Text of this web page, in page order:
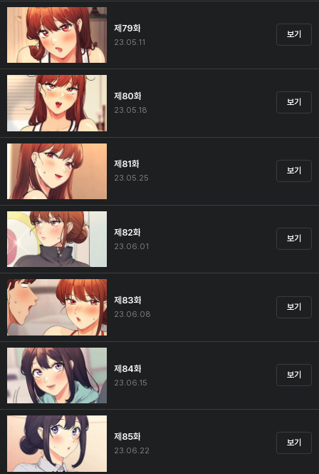
제79화
23.05.11
보기
제80화
23.05.18
보기
제81화
23.05.25
보기
제82화
23.06.01
보기
제83화
23.06.08
보기
제84화
23.06.15
보기
제85화
23.06.22
보기